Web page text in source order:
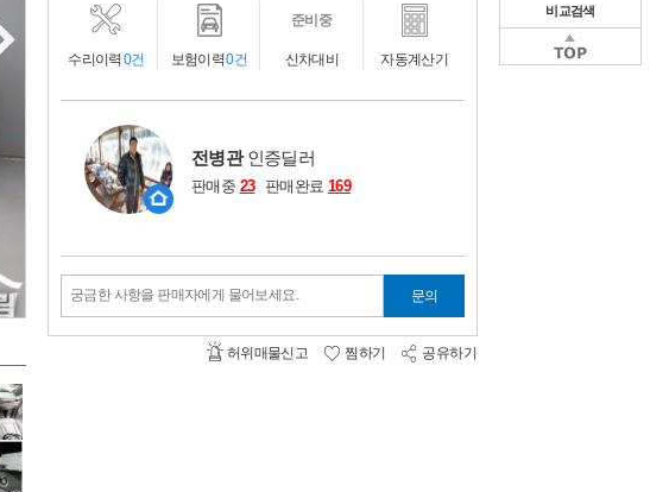
수리이력 0건 보험이력0건 신차대비
준비중
자동계산기
전병관인증딜러
판매중 23 판매완료 169
궁금한 사항을 판매자에게 물어보세요. 문의
허위매물신고 찜하기 공유하기
1 / 1
비교하기
비교검색
1 / 1